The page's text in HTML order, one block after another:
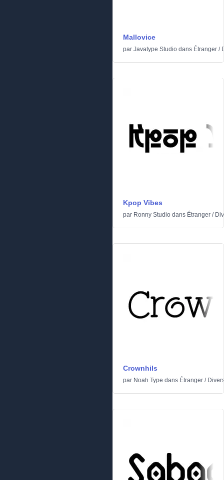
Mallovice
par Javatype Studio dans Étranger /
Kpop Vibes
par Ronny Studio dans Étranger /
Crownhils
par Noah Type dans Étranger /